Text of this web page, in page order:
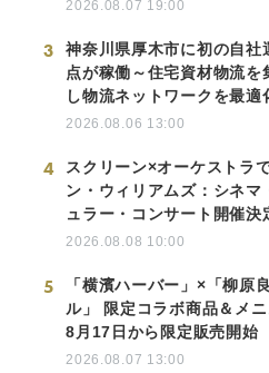
2026.08.07 19:00
3
神奈川県厚木市に初の自社
点が稼働～住宅資材物流を
し物流ネットワークを最適
2026.08.06 13:00
4
スクリーン×オーケストラ
ン・ウィリアムズ：シネマ
ュラー・コンサート開催決
2026.08.08 10:00
5
「横濱ハーバー」×「柳原
ル」 限定コラボ商品＆メ
8月17日から限定販売開始
2026.08.07 13:00